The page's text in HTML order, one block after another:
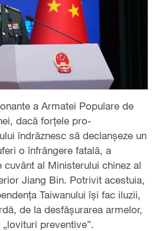
a Armatei Populare de
dacă forțele pro-
îndrăznesc să declanșeze un
o înfrângere fatală, a
al Ministerului chinez al
Jiang Bin. Potrivit acestuia,
Taiwanului își fac iluzii,
de la desfășurarea armelor,
preventive”.